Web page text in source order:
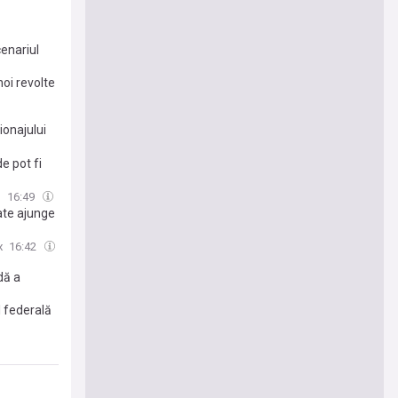
revolte
pot fi
16:49
ajunge
16:42
a
federală